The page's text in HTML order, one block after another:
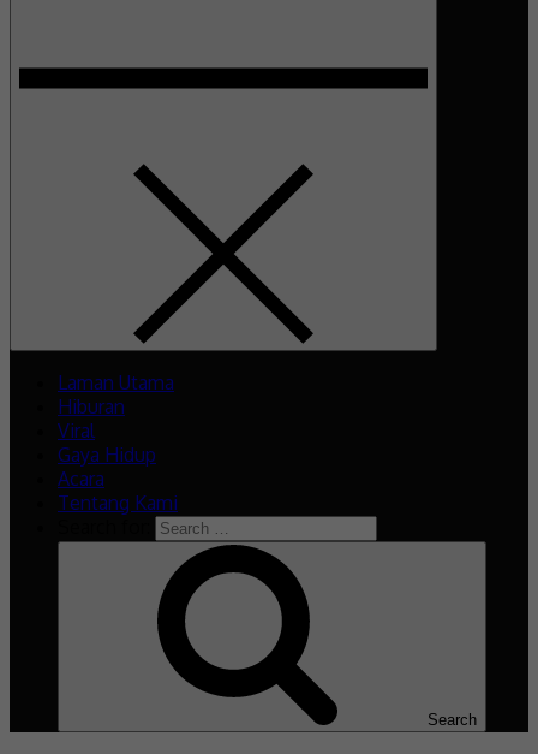
Laman Utama
Hiburan
Viral
Gaya Hidup
Acara
Tentang Kami
Search